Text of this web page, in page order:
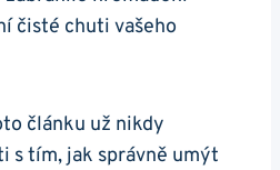
čisté chuti vašeho
článku už nikdy
s tím, jak správně umýt